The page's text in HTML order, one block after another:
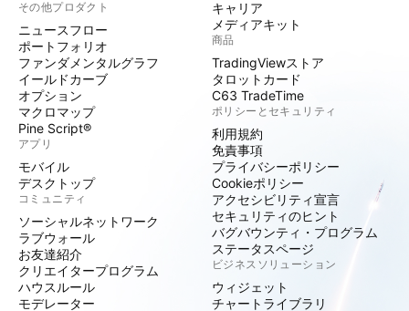
その他プロダクト
ニュースフロー
ポートフォリオ
ファンダメンタルグラフ
イールドカーブ
オプション
マクロマップ
Pine Script®
アプリ
モバイル
デスクトップ
コミュニティ
ソーシャルネットワーク
ラブウォール
お友達紹介
クリエイタープログラム
ハウスルール
モデレーター
キャリア
メディアキット
商品
TradingViewストア
タロットカード
C63 TradeTime
ポリシーとセキュリティ
利用規約
免責事項
プライバシーポリシー
Cookieポリシー
アクセシビリティ宣言
セキュリティのヒント
バグバウンティ・プログラム
ステータスページ
ビジネスソリューション
ウィジェット
チャートライブラリ